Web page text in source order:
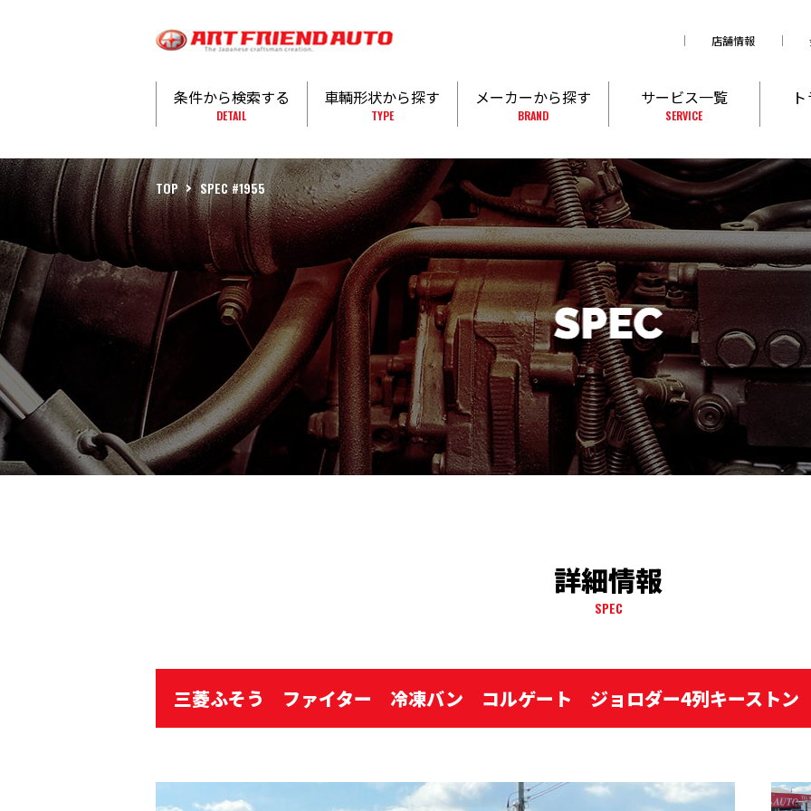
店舗情報
条件から検索する
DETAIL
車輌形状から探す
TYPE
メーカーから探す
BRAND
サービス一覧
SERVICE
TOP SPEC #1955
詳細情報
SPEC
三菱ふそう ファイター 冷凍バン コルゲート ジョロダー4列キースト